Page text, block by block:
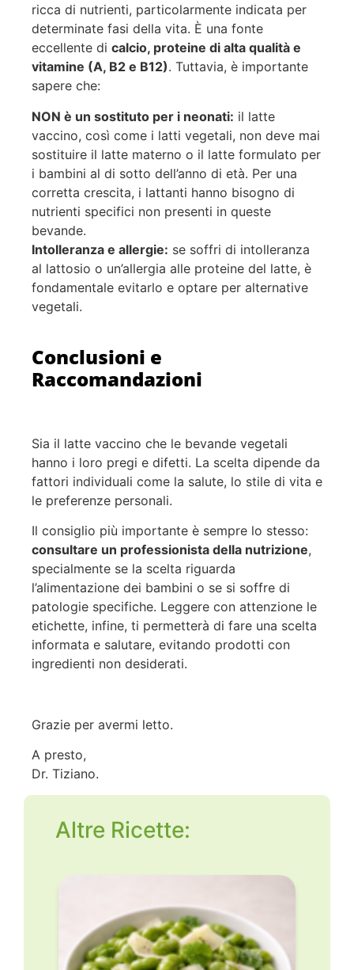
ricca di nutrienti, particolarmente indicata per
determinate fasi della vita. È una fonte
eccellente di calcio, proteine di alta qualità e
vitamine (A, B2 e B12). Tuttavia, è importante
sapere che:
NON è un sostituto per i neonati: il latte
vaccino, così come i latti vegetali, non deve mai
sostituire il latte materno o il latte formulato per
i bambini al di sotto dell’anno di età. Per una
corretta crescita, i lattanti hanno bisogno di
nutrienti specifici non presenti in queste
bevande.
Intolleranza e allergie: se soffri di intolleranza
al lattosio o un’allergia alle proteine del latte, è
fondamentale evitarlo e optare per alternative
vegetali.
Conclusioni e
Raccomandazioni
Sia il latte vaccino che le bevande vegetali
hanno i loro pregi e difetti. La scelta dipende da
fattori individuali come la salute, lo stile di vita e
le preferenze personali.
Il consiglio più importante è sempre lo stesso:
consultare un professionista della nutrizione,
specialmente se la scelta riguarda
l’alimentazione dei bambini o se si soffre di
patologie specifiche. Leggere con attenzione le
etichette, infine, ti permetterà di fare una scelta
informata e salutare, evitando prodotti con
ingredienti non desiderati.
Grazie per avermi letto.
A presto,
Dr. Tiziano.
Altre Ricette: